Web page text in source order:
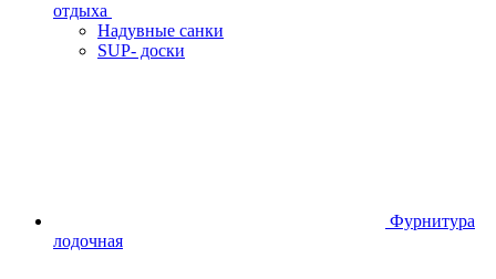
отдыха
Надувные санки
SUP- доски
Фурнитура
лодочная